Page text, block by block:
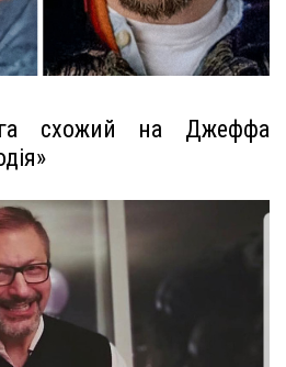
схожий на Джеффа